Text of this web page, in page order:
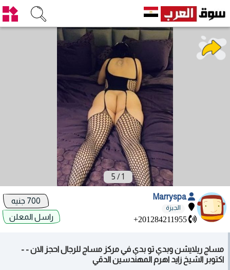
1
/
5
Marryspa
الجيزة
+201284211955
راسل المعلن
مساج ريلايشن وبدي تو بدي في مركز مساج للرجال احجز الان - -
اكتوبر الشيخ زايد اهرم المهندسين الدقي